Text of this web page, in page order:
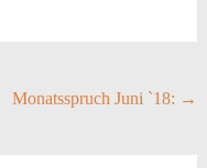
Monatsspruch Juni `18: →